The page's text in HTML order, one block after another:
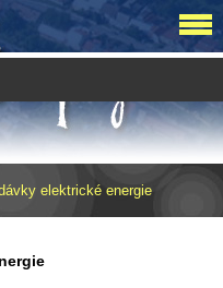
elektrické energie